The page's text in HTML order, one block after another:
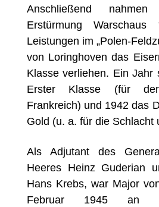
Anschließend
Erstürmung
Leistungen im „Polen-
von Loringhoven das
Klasse verliehen. Ein Jahr
Erster Klasse (für
Frankreich) und 1942 das
Gold (u. a. für die Schlacht
Als Adjutant des
Heeres Heinz Guderian
Hans Krebs, war Major
Februar 1945 an